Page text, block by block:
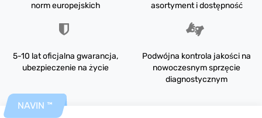
norm europejskich
asortyment i dostępność
5-10 lat oficjalna gwarancja,
ubezpieczenie na życie
Podwójna kontrola jakości na
nowoczesnym sprzęcie
diagnostycznym
NAVIN ™